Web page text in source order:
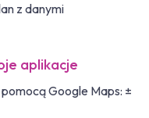
z danymi
aplikacje
Google Maps: ±